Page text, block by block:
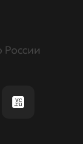
России